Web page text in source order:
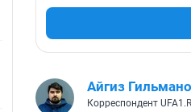
Айгиз
Корреспондент